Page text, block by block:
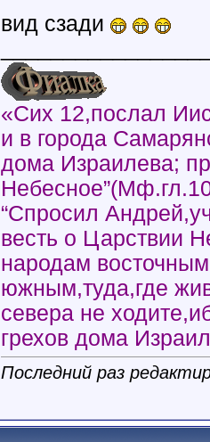
вид сзади
«Сих 12,послал
и в города
дома Израилева;
“Спросил
весть о Царствии
народам
южным,туда,где
севера не
грехов дома
Последний раз